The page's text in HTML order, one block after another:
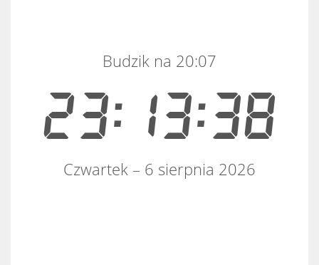
23:13:38
Budzik na 20:07
Czwartek – 6 sierpnia 2026